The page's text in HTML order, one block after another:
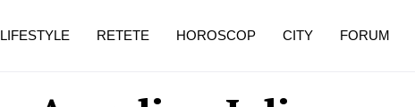
LIFESTYLE RETETE HOROSCOP CITY FORUM
pe măsură ce înaintezi în vârstă